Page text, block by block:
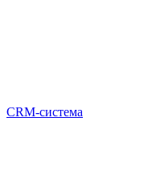
CRM-система